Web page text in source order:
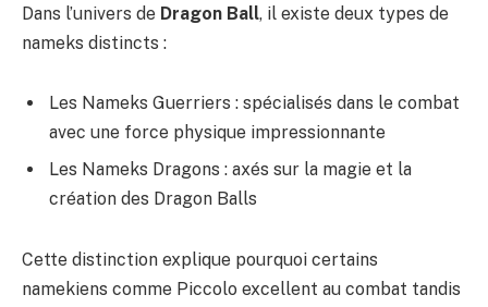
Dans l’univers de Dragon Ball, il existe deux types de
nameks distincts :
Les Nameks Guerriers : spécialisés dans le combat
avec une force physique impressionnante
Les Nameks Dragons : axés sur la magie et la
création des Dragon Balls
Cette distinction explique pourquoi certains
namekiens comme Piccolo excellent au combat tandis